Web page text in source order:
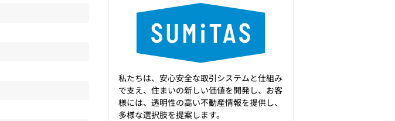
私たちは、安心安全な取引システムと仕組み
で支え、住まいの新しい価値を開発し、お客
様には、透明性の高い不動産情報を提供し、
多様な選択肢を提案します。